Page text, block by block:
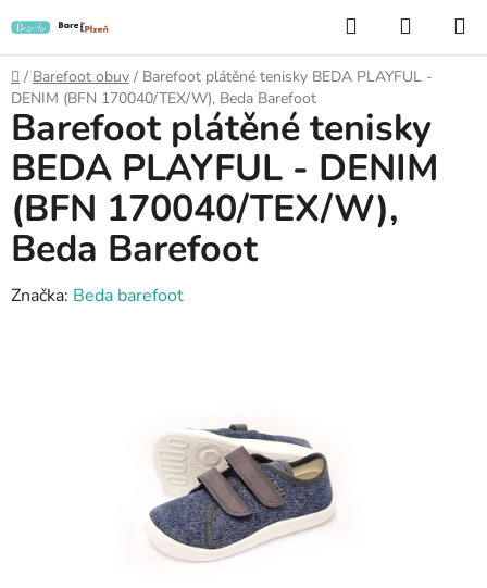
na
obsah
Hledat
KOŠÍK
Domů
/ Barefoot obuv / Barefoot plátěné tenisky BEDA PLAYFUL -
DENIM (BFN 170040/TEX/W), Beda Barefoot
Barefoot plátěné tenisky
BEDA PLAYFUL - DENIM
(BFN 170040/TEX/W),
Beda Barefoot
Značka: Beda barefoot